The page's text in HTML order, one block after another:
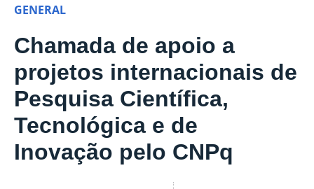
GENERAL
Chamada de apoio a
projetos internacionais de
Pesquisa Científica,
Tecnológica e de
Inovação pelo CNPq